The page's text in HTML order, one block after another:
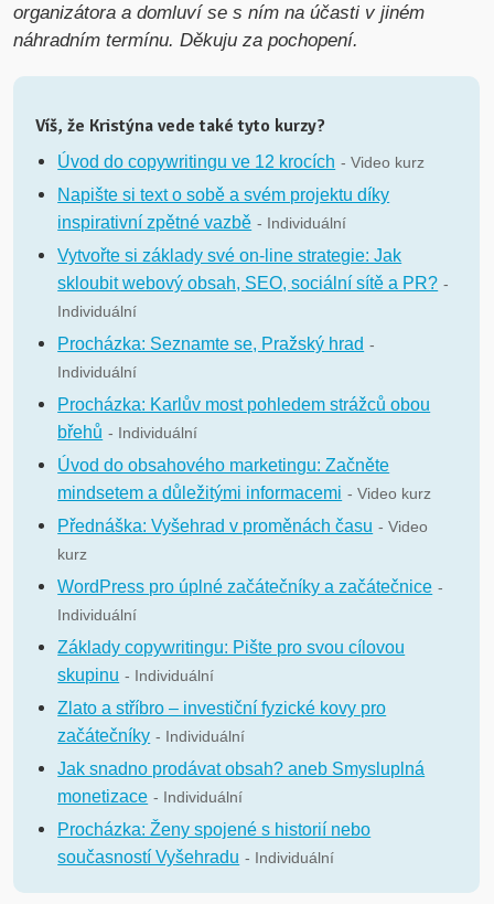
organizátora a domluví se s ním na účasti v jiném
náhradním termínu. Děkuju za pochopení.
Víš, že Kristýna vede také tyto kurzy?
Úvod do copywritingu ve 12 krocích - Video kurz
Napište si text o sobě a svém projektu díky
inspirativní zpětné vazbě - Individuální
Vytvořte si základy své on-line strategie: Jak
skloubit webový obsah, SEO, sociální sítě a PR? -
Individuální
Procházka: Seznamte se, Pražský hrad -
Individuální
Procházka: Karlův most pohledem strážců obou
břehů - Individuální
Úvod do obsahového marketingu: Začněte
mindsetem a důležitými informacemi - Video kurz
Přednáška: Vyšehrad v proměnách času - Video
kurz
WordPress pro úplné začátečníky a začátečnice -
Individuální
Základy copywritingu: Pište pro svou cílovou
skupinu - Individuální
Zlato a stříbro – investiční fyzické kovy pro
začátečníky - Individuální
Jak snadno prodávat obsah? aneb Smysluplná
monetizace - Individuální
Procházka: Ženy spojené s historií nebo
současností Vyšehradu - Individuální